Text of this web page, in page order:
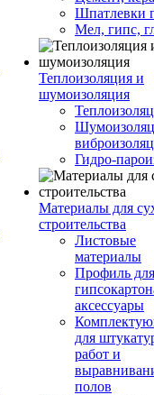
Шпатлевки
Мел, гипс,
Теплоизоляция и
шумоизоляция
Гидро-
Материалы для
строительства
Листовые
материалы
Профиль для
аксессуары
для
работ и
полов